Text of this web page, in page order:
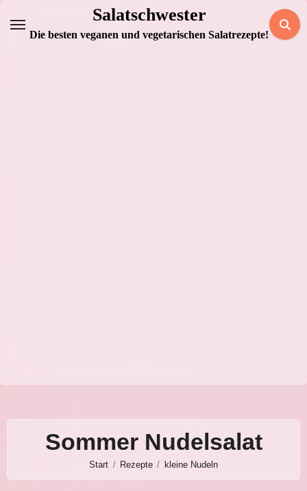
Inhalt
Salatschwester
Die besten veganen und vegetarischen Salatrezepte!
Sommer Nudelsalat
Start Rezepte kleine Nudeln